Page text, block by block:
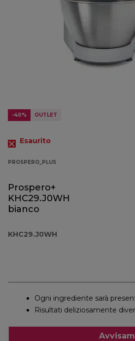
-40% OUTLET
Esaurito
PROSPERO_PLUS
Prospero+
KHC29.J0WH
bianco
KHC29.J0WH
Ogni ingrediente sarà
Risultati deliziosamente